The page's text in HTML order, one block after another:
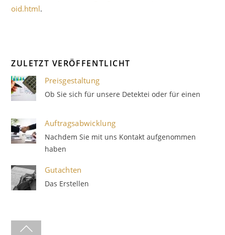
oid.html.
ZULETZT VERÖFFENTLICHT
Preisgestaltung
Ob Sie sich für unsere Detektei oder für einen
Auftragsabwicklung
Nachdem Sie mit uns Kontakt aufgenommen
haben
Gutachten
Das Erstellen